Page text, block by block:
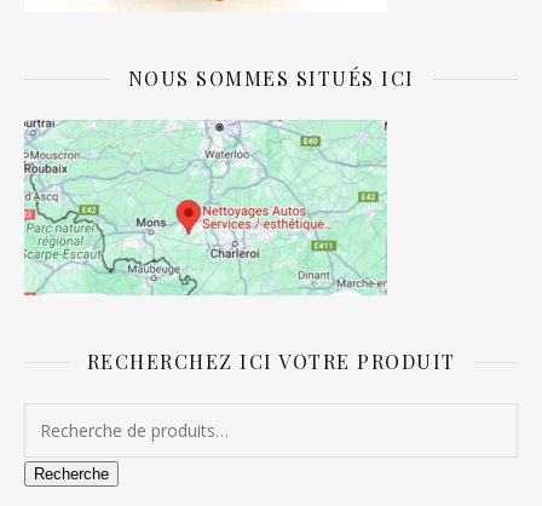
NOUS SOMMES SITUÉS ICI
RECHERCHEZ ICI VOTRE PRODUIT
Recherche